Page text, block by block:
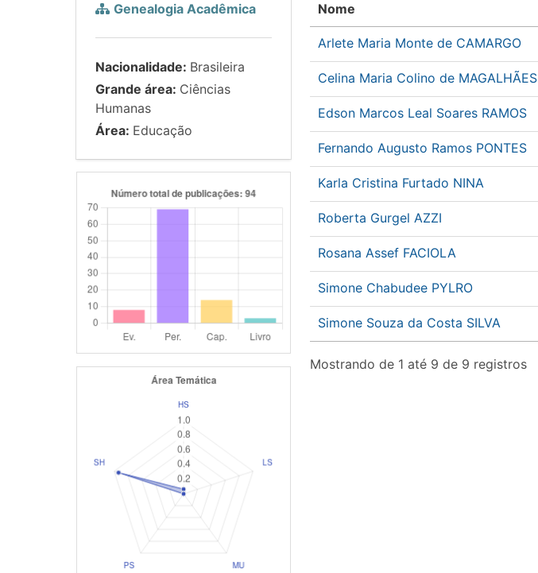
Genealogia Acadêmica
Nacionalidade: Brasileira
Grande área: Ciências
Humanas
Área: Educação
Nome
Arlete Maria Monte de CAMARGO
Celina Maria Colino de MAGALHÃES
Edson Marcos Leal Soares RAMOS
Fernando Augusto Ramos PONTES
Karla Cristina Furtado NINA
Roberta Gurgel AZZI
Rosana Assef FACIOLA
Simone Chabudee PYLRO
Simone Souza da Costa SILVA
Mostrando de 1 até 9 de 9 registros